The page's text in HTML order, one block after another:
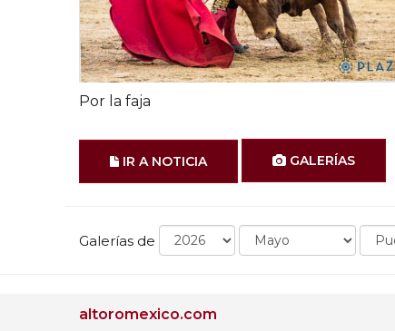
Por la faja
IR A NOTICIA GALERÍAS
Galerías de
altoromexico.com